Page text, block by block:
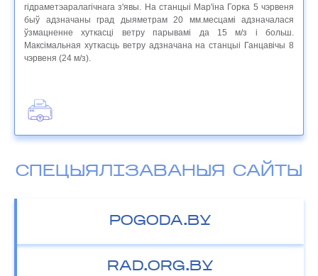
гідраметэаралагічнага з'явы. На станцыі Мар'іна Горка 5 чэрвеня
быў адзначаны град дыяметрам 20 мм.месцамі адзначалася
ўзмацненне хуткасці ветру парывамі да 15 м/з і больш.
Максімальная хуткасць ветру адзначана на станцыі Ганцавічы 8
чэрвеня (24 м/з).
СПЕЦЫЯЛІЗАВАНЫЯ САЙТЫ
POGODA.BY
RAD.ORG.BY